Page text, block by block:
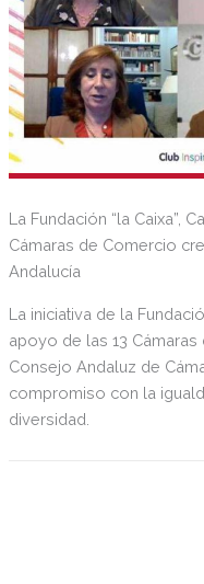
La Fundación “la Caixa”,
Cámaras de Comercio
Andalucía
La iniciativa de la
apoyo de las 13
Consejo Andaluz de
compromiso con la
diversidad.